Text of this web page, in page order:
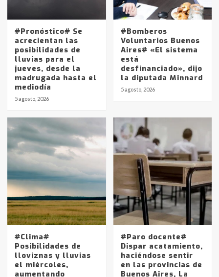
#Pronóstico# Se
acrecientan las
posibilidades de
lluvias para el
jueves, desde la
madrugada hasta el
mediodía
5 agosto, 2026
#Bomberos
Voluntarios Buenos
Aires# «El sistema
está
desfinanciado», dijo
la diputada Minnard
5 agosto, 2026
#Clima#
Posibilidades de
lloviznas y lluvias
el miércoles,
aumentando
#Paro docente#
Dispar acatamiento,
haciéndose sentir
en las provincias de
Buenos Aires, La
pampeanos que fueron
protagonistas del fatal accidente
en la mañana del lunes
4
Accidente en Ruta 5: falleció un
joven de Trenque Lauquen
5
Los precios de los combustibles en
La Pampa, desde YPF hasta Axion
entre 857 a 1338 pesos